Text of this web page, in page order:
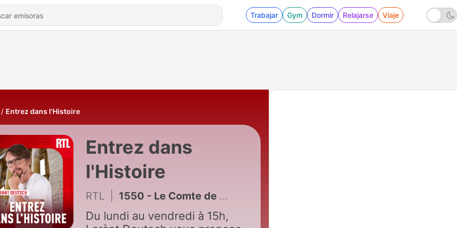
Trabajar Gym Dormir Relajarse Viaje
Entrez dans l'Histoire
Entrez dans
l'Histoire
RTL 1550 - Le Comte de Saint-Germain : un alchimiste au parfum d'immortalité
Du lundi au vendredi à 15h,